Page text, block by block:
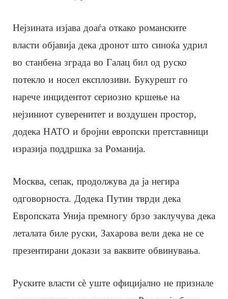
Нејзината изјава доаѓа откако романските
власти објавија дека дронот што синоќа удрил
во станбена зграда во Галац бил од руско
потекло и носел експлозиви. Букурешт го
нарече инцидентот сериозно кршење на
нејзиниот суверенитет и воздушен простор,
додека НАТО и бројни европски претставници
изразија поддршка за Романија.
Москва, сепак, продолжува да ја негира
одговорноста. Додека Путин тврди дека
Европската Унија премногу брзо заклучува дека
леталата биле руски, Захарова вели дека не се
презентирани докази за ваквите обвинувања.
Руските власти сè уште официјално не признале